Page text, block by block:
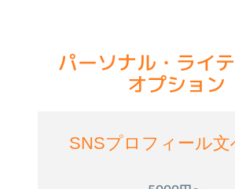
パーソナル・ライ
オプション
SNSプロフィール文